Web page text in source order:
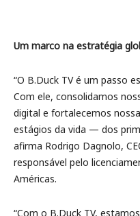
Um marco na estratégia
“O B.Duck TV é um passo
Com ele, consolidamos
digital e fortalecemos
estágios da vida — dos
afirma Rodrigo Dagnolo,
responsável pelo
Américas.
“Com o B.Duck TV,